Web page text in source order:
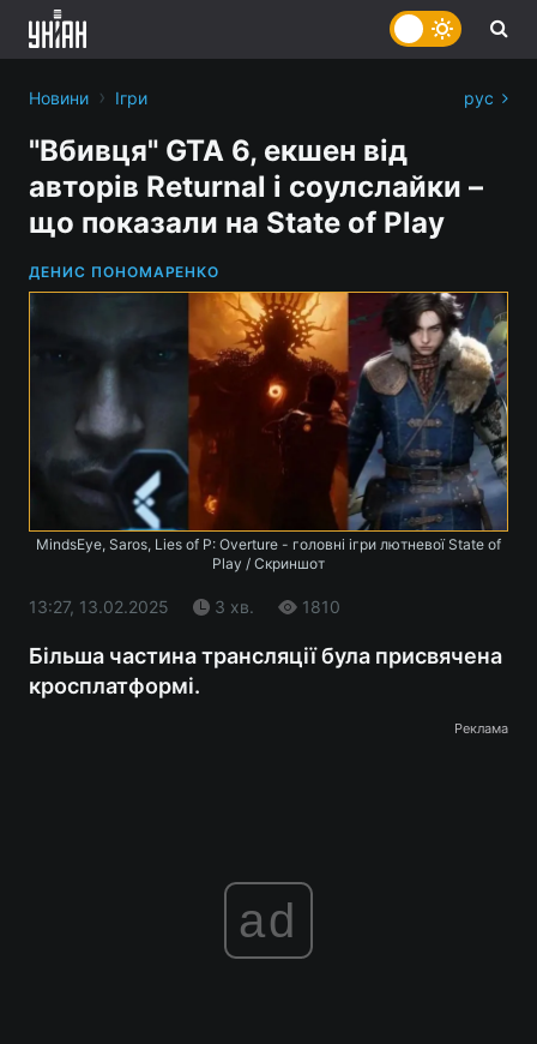
Новини › Ігри рус
"Вбивця" GTA 6, екшен від
авторів Returnal і соулслайки –
що показали на State of Play
ДЕНИС ПОНОМАРЕНКО
MindsEye, Saros, Lies of P: Overture - головні ігри лютневої State of
Play / Скриншот
13:27, 13.02.2025 3 хв. 1810
Більша частина трансляції була присвячена
кросплатформі.
Реклама
ad